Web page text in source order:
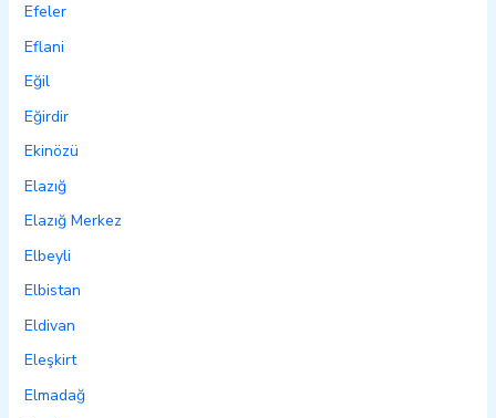
Efeler
Eflani
Eğil
Eğirdir
Ekinözü
Elazığ
Elazığ Merkez
Elbeyli
Elbistan
Eldivan
Eleşkirt
Elmadağ